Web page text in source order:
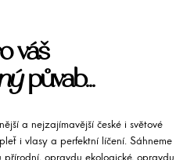
váš
půvab...
a nejzajímavější české i světové
i vlasy a perfektní líčení. Sáhneme